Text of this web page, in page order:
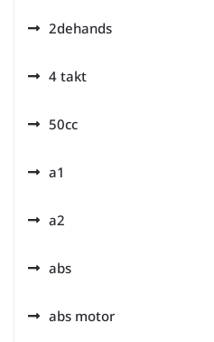
2dehands
4 takt
50cc
a1
a2
abs
abs motor